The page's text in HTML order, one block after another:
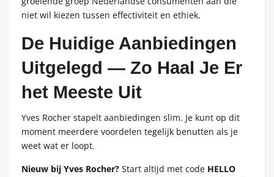
niet wil kiezen tussen effectiviteit en ethiek.
De Huidige Aanbiedingen
Uitgelegd — Zo Haal Je Er
het Meeste Uit
Yves Rocher stapelt aanbiedingen slim. Je kunt op dit
moment meerdere voordelen tegelijk benutten als je
weet wat er loopt.
Nieuw bij Yves Rocher? Start altijd met code HELLO